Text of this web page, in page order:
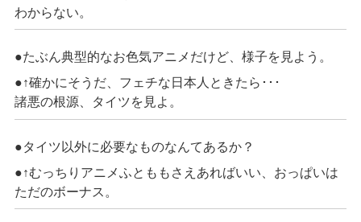
わからない。
●たぶん典型的なお色気アニメだけど、様子を見よう。
●↑確かにそうだ、フェチな日本人ときたら･･･
諸悪の根源、タイツを見よ。
●タイツ以外に必要なものなんてあるか？
●↑むっちりアニメふとももさえあればいい、おっぱいは
ただのボーナス。